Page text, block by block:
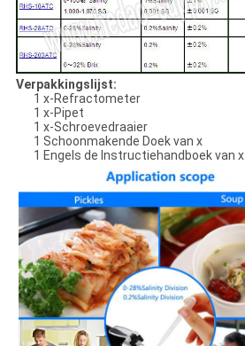
Verpakkingslijst:
1 x-Refractometer
1 x-Pipet
1 x-Schroevedraaier
1 Schoonmakende Doek van x
1 Engels de Instructiehandboek van x